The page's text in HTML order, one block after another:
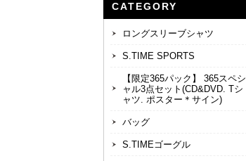
CATEGORY
ロングスリーブシャツ
S.TIME SPORTS
【限定365パック】 365スペシ
ャル3点セット(CD&DVD. Tシ
ャツ. ポスター＊サイン)
バッグ
S.TIMEゴーグル